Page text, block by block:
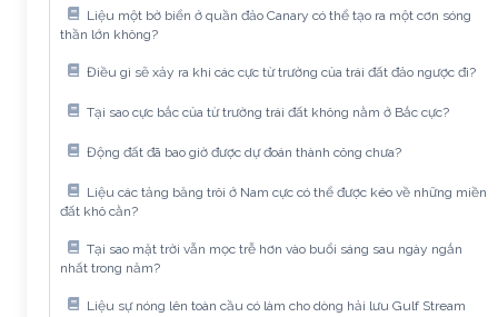
Liệu một bờ biển ở quần đảo Canary có thể tạo ra một cơn sóng
thần lớn không?
Điều gì sẽ xảy ra khi các cực từ trường của trái đất đảo ngược đi?
Tại sao cực bắc của từ trường trái đất không nằm ở Bắc cực?
Động đất đã bao giờ được dự đoán thành công chưa?
Liệu các tảng băng trôi ở Nam cực có thể được kéo về những miền
đất khô cằn?
Tại sao mặt trời vẫn mọc trễ hơn vào buổi sáng sau ngày ngắn
nhất trong năm?
Liệu sự nóng lên toàn cầu có làm cho dòng hải lưu Gulf Stream